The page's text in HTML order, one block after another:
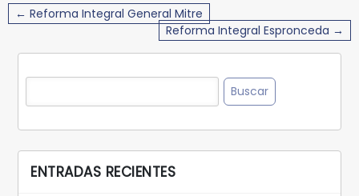
Navegación
entradas
← Reforma Integral General Mitre
Reforma Integral Espronceda →
Buscar:
ENTRADAS RECIENTES